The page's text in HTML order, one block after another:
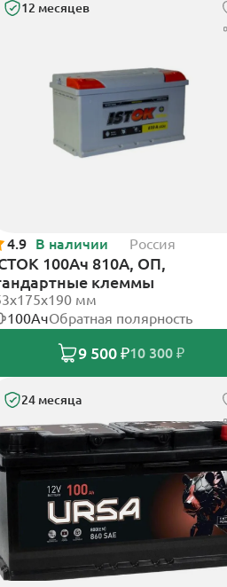
12 месяцев
4.9 В наличии Россия
100Ач 810А, ОП,
клеммы
мм
100АчОбратная полярность
9 500 ₽10 300 ₽
24 месяца